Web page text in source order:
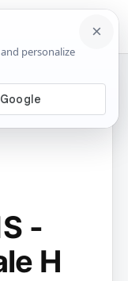
☰
zentrale
-
H